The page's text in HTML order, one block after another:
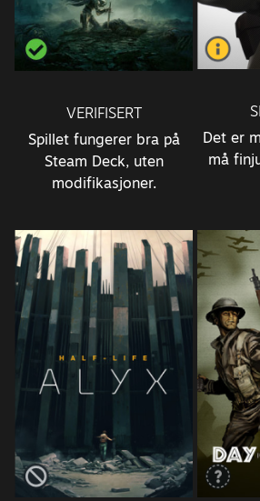
VERIFISERT
Spillet fungerer bra på
Steam Deck, uten
modifikasjoner.
Det er
må